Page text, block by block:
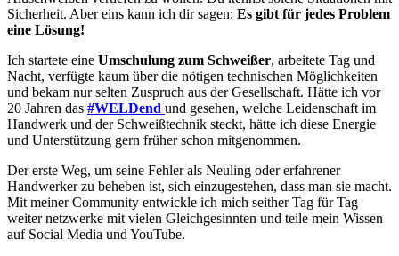
Sicherheit. Aber eins kann ich dir sagen: Es gibt für jedes Problem
eine Lösung!
Ich startete eine Umschulung zum Schweißer, arbeitete Tag und
Nacht, verfügte kaum über die nötigen technischen Möglichkeiten
und bekam nur selten Zuspruch aus der Gesellschaft. Hätte ich vor
20 Jahren das #WELDend und gesehen, welche Leidenschaft im
Handwerk und der Schweißtechnik steckt, hätte ich diese Energie
und Unterstützung gern früher schon mitgenommen.
Der erste Weg, um seine Fehler als Neuling oder erfahrener
Handwerker zu beheben ist, sich einzugestehen, dass man sie macht.
Mit meiner Community entwickle ich mich seither Tag für Tag
weiter netzwerke mit vielen Gleichgesinnten und teile mein Wissen
auf Social Media und YouTube.